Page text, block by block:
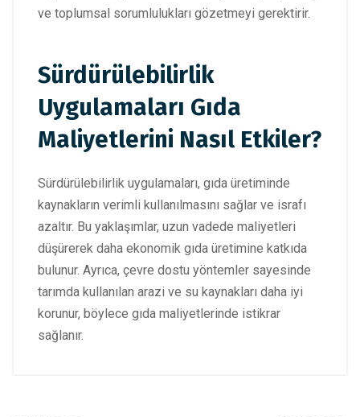
ve toplumsal sorumlulukları gözetmeyi gerektirir.
Sürdürülebilirlik
Uygulamaları Gıda
Maliyetlerini Nasıl Etkiler?
Sürdürülebilirlik uygulamaları, gıda üretiminde
kaynakların verimli kullanılmasını sağlar ve israfı
azaltır. Bu yaklaşımlar, uzun vadede maliyetleri
düşürerek daha ekonomik gıda üretimine katkıda
bulunur. Ayrıca, çevre dostu yöntemler sayesinde
tarımda kullanılan arazi ve su kaynakları daha iyi
korunur, böylece gıda maliyetlerinde istikrar
sağlanır.